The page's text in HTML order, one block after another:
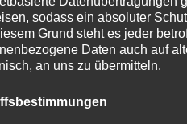
für
um sich durch die
Kaiserschmarrn – in den
lassen. Und sind
sodass ein absoluter
Grund steht es jeder
Daten auch auf
an uns zu übermitteln.